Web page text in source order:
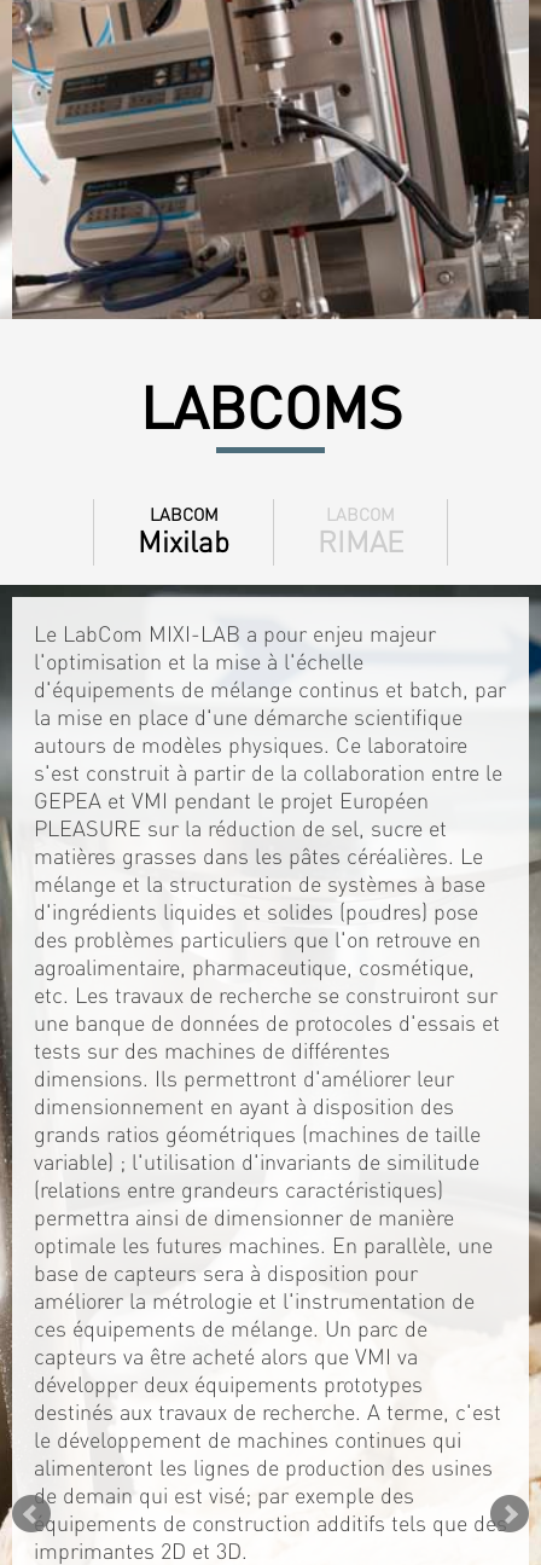
LABCOMS
LABCOM
Mixilab
LABCOM
RIMAE
Le LabCom MIXI-LAB a pour enjeu majeur
l'optimisation et la mise à l'échelle
d'équipements de mélange continus et batch, par
la mise en place d'une démarche scientifique
autours de modèles physiques. Ce laboratoire
s'est construit à partir de la collaboration entre le
GEPEA et VMI pendant le projet Européen
PLEASURE sur la réduction de sel, sucre et
matières grasses dans les pâtes céréalières. Le
mélange et la structuration de systèmes à base
d'ingrédients liquides et solides (poudres) pose
des problèmes particuliers que l'on retrouve en
agroalimentaire, pharmaceutique, cosmétique,
etc. Les travaux de recherche se construiront sur
une banque de données de protocoles d'essais et
tests sur des machines de différentes
dimensions. Ils permettront d'améliorer leur
dimensionnement en ayant à disposition des
grands ratios géométriques (machines de taille
variable) ; l'utilisation d'invariants de similitude
(relations entre grandeurs caractéristiques)
permettra ainsi de dimensionner de manière
optimale les futures machines. En parallèle, une
base de capteurs sera à disposition pour
améliorer la métrologie et l'instrumentation de
ces équipements de mélange. Un parc de
capteurs va être acheté alors que VMI va
développer deux équipements prototypes
destinés aux travaux de recherche. A terme, c'est
le développement de machines continues qui
alimenteront les lignes de production des usines
de demain qui est visé; par exemple des
équipements de construction additifs tels que des
imprimantes 2D et 3D.